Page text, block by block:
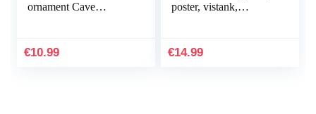
ornament Cave
decor zwart M
€10.99
poster, vistank,
zelfklevend,
€14.99